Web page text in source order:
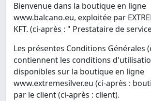
Bienvenue dans la boutique en ligne
www.balcano.eu, exploitée par
KFT. (ci-après : " Prestataire de
Les présentes Conditions Générales
contiennent les conditions
disponibles sur la boutique en ligne
www.extremesilver.eu (ci-après :
par le client (ci-après : client).